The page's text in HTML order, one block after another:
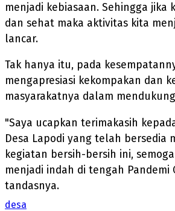
menjadi kebiasaan. Sehingga jika
dan sehat maka aktivitas kita
lancar.
Tak hanya itu, pada
mengapresiasi kekompakan dan
masyarakatnya dalam
"Saya ucapkan terimakasih
Desa Lapodi yang telah bersedia
kegiatan bersih-bersih ini,
menjadi indah di tengah Pandemi
tandasnya.
desa